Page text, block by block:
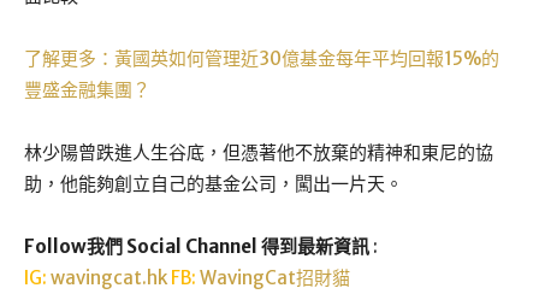
了解更多：黃國英如何管理近30億基金每年平均回報15%的
豐盛金融集團？
林少陽曾跌進人生谷底，但憑著他不放棄的精神和東尼的協
助，他能夠創立自己的基金公司，闖出一片天。
Follow我們 Social Channel 得到最新資訊 :
IG: wavingcat.hk FB: WavingCat招財貓